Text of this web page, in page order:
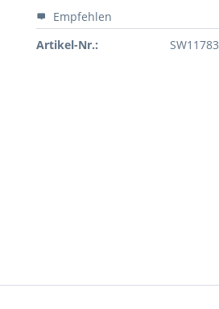
Empfehlen
Artikel-Nr.:
SW11783